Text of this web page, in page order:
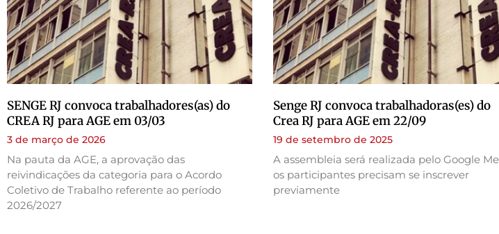
SENGE RJ convoca trabalhadores(as) do
CREA RJ para AGE em 03/03
3 de março de 2026
Na pauta da AGE, a aprovação das
reivindicações da categoria para o Acordo
Coletivo de Trabalho referente ao período
2026/2027
Senge RJ convoca trabalhadoras(es) do
Crea RJ para AGE em 22/09
19 de setembro de 2025
A assembleia será realizada pelo Google
os participantes precisam se inscrever
previamente